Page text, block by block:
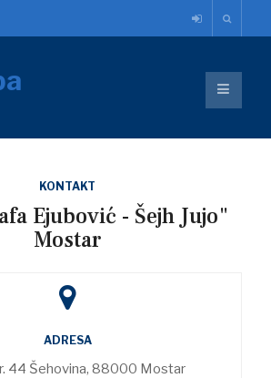
KONTAKT
Ejubović - Šejh Jujo"
Mostar
ADRESA
44 Šehovina, 88000 Mostar